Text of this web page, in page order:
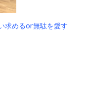
求めるor無駄を愛す